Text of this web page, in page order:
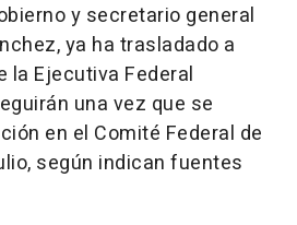
y secretario general
ya ha trasladado a
la Ejecutiva Federal
una vez que se
en el Comité Federal de
según indican fuentes